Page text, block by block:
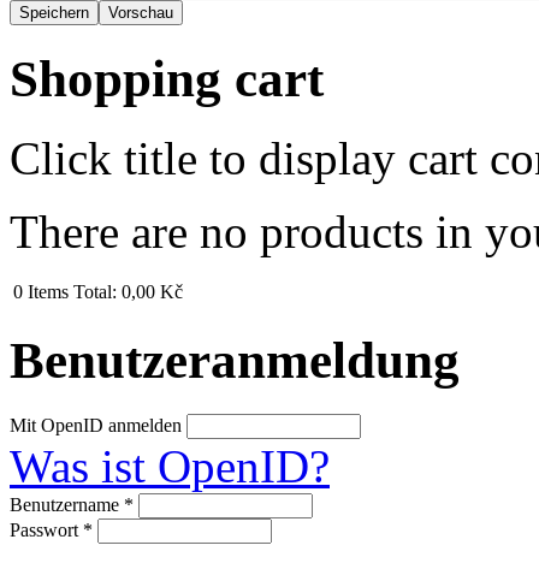
Shopping cart
Click title to display cart
There are no products in
0 Items Total: 0,00 Kč
Benutzeranmeldung
Mit OpenID anmelden
Was ist OpenID?
Benutzername *
Passwort *